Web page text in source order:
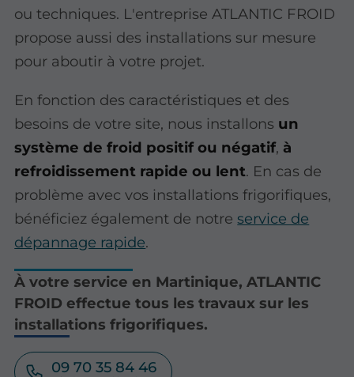
ou techniques. L'entreprise ATLANTIC FROID
propose aussi des installations sur mesure
pour aboutir à votre projet.
En fonction des caractéristiques et des
besoins de votre site, nous installons un
système de froid positif ou négatif, à
refroidissement rapide ou lent. En cas de
problème avec vos installations frigorifiques,
bénéficiez également de notreservice de
dépannage rapide.
À votre service en Martinique, ATLANTIC
FROID effectue tous les travaux sur les
installations frigorifiques.
09 70 35 84 46